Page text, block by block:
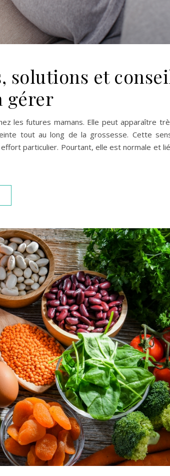
solutions et
gérer
les futures mamans. Elle peut apparaître
tout au long de la grossesse. Cette
particulier. Pourtant, elle est normale et